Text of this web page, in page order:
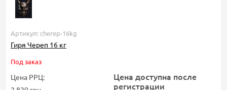
Артикул: cherep-16kg
Гиря Череп 16 кг
Под заказ
Цена РРЦ:
Цена доступна после
регистрации